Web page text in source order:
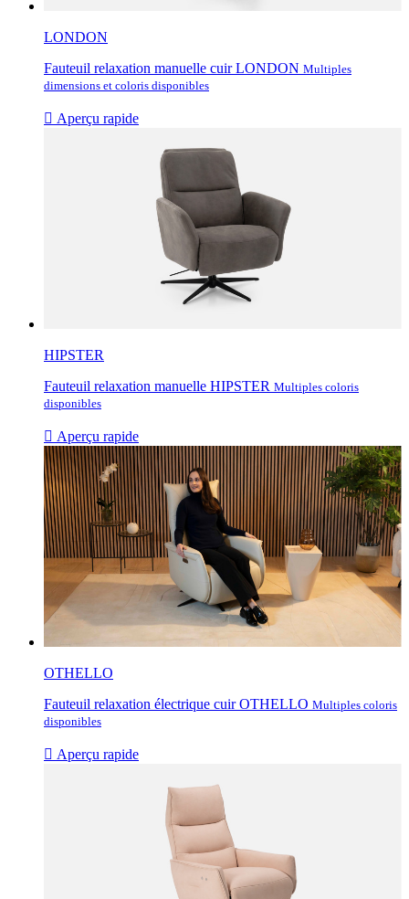
LONDON
Fauteuil relaxation manuelle cuir LONDON Multiples
dimensions et coloris disponibles
 Aperçu rapide
HIPSTER
Fauteuil relaxation manuelle HIPSTER Multiples coloris
disponibles
 Aperçu rapide
OTHELLO
Fauteuil relaxation électrique cuir OTHELLO Multiples coloris
disponibles
 Aperçu rapide